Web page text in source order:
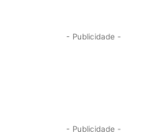
- Publicidade -
- Publicidade -